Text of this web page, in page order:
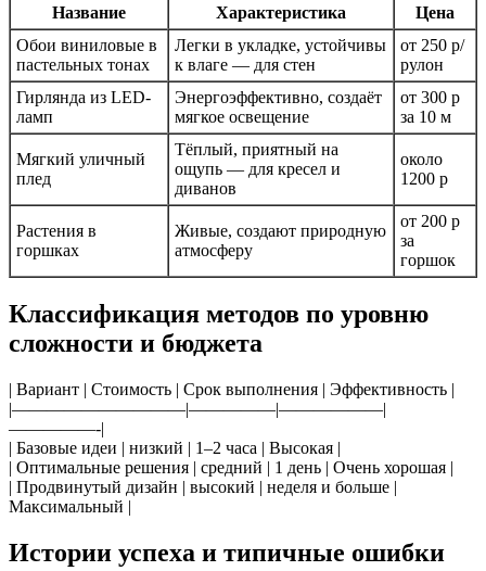
Название Характеристика
Цена
Обои виниловые в
пастельных тонах
Легки в укладке, устойчивы
к влаге — для стен
от 250 р/
рулон
Гирлянда из LED-
ламп
Энергоэффективно, создаёт
мягкое освещение
от 300 р
за 10 м
Мягкий уличный
плед
Тёплый, приятный на
ощупь — для кресел и
диванов
около
1200 р
Растения в
горшках
Живые, создают природную
атмосферу
от 200 р
за
горшок
Классификация методов по уровню
сложности и бюджета
| Вариант | Стоимость | Срок выполнения | Эффективность |
|——————————|—————|——————|
—————-|
| Базовые идеи | низкий | 1–2 часа | Высокая |
| Оптимальные решения | средний | 1 день | Очень хорошая |
| Продвинутый дизайн | высокий | неделя и больше |
Максимальный |
Истории успеха и типичные ошибки